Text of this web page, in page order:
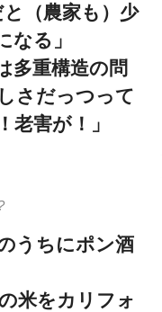
（農家も）少
なる」
多重構造の問
さだっつって
老害が！」
うちにポン酒
米をカリフォ